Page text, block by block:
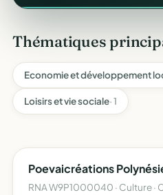
Thématiques
Economie et développement
Loisirs et vie sociale· 1
Poevaicréations
RNA W9P1000040 · Culture ·